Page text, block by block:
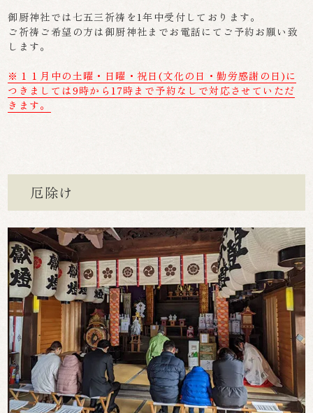
御厨神社では七五三祈祷を1年中受付しております。
ご祈祷ご希望の方は御厨神社までお電話にてご予約お願い致
します。
※１１月中の土曜・日曜・祝日(文化の日・勤労感謝の日)に
つきましては9時から17時まで予約なしで対応させていただ
きます。
厄除け